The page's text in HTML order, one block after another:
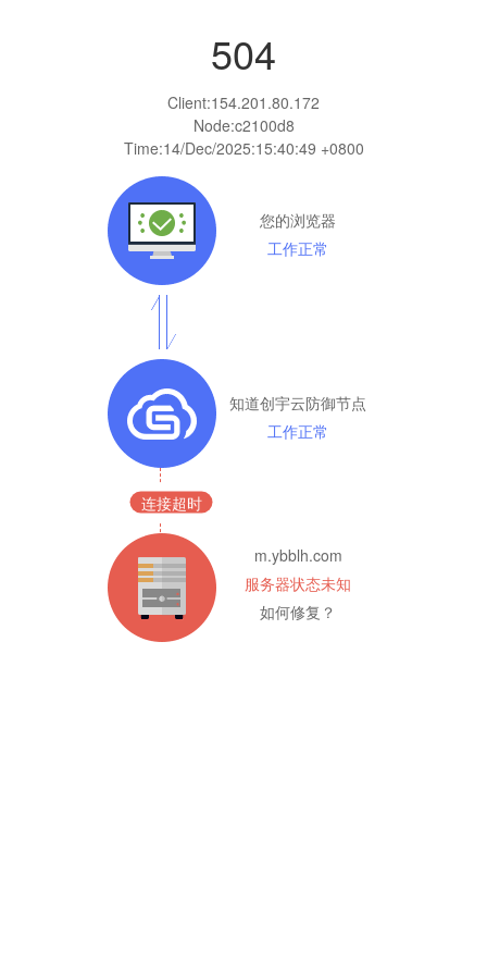
504
Client:154.201.80.172
Node:c2100d8
Time:14/Dec/2025:15:40:49 +0800
您的浏览器
工作正常
知道创宇云防御节点
工作正常
连接超时
m.ybblh.com
服务器状态未知
如何修复？